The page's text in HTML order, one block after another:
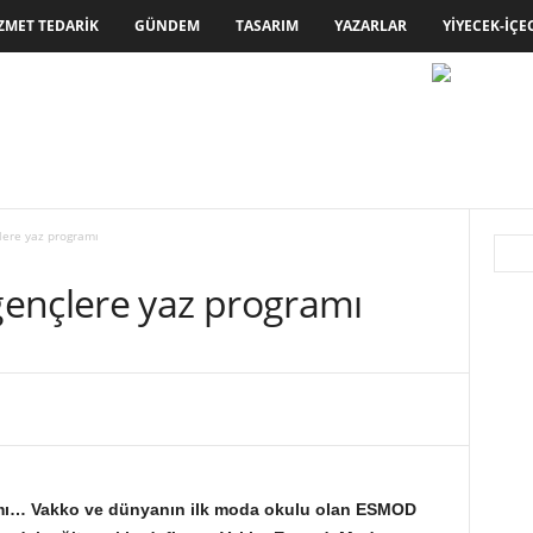
TEDARIK GÜNDEM TASARIM YAZARLAR YIYECEK-
yaz programı
yaz programı
Vakko ve dünyanın ilk moda okulu olan ESMOD